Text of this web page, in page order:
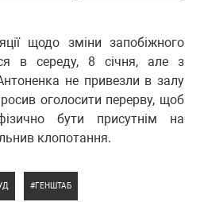
щодо зміни запобіжного
в середу, 8 січня, але з
не привезли в залу
оголосити перерву, щоб
бути присутнім на
клопотання.
ГЕНШТАБ